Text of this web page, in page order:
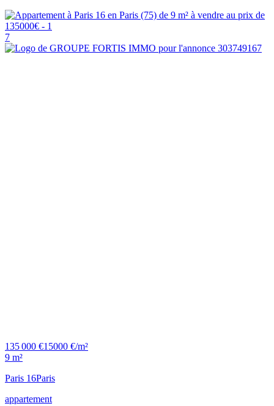
7
135 000 €15000 €/m²
9 m²
Paris 16Paris
appartement